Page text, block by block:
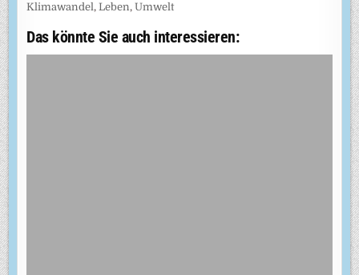
Klimawandel,Leben,Umwelt
Das könnte Sie auch interessieren: